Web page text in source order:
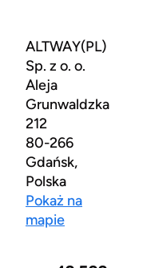
ALTWAY(PL)
Sp. z o. o.
Aleja
Grunwaldzka
212
80-266
Gdańsk,
Polska
Pokaż na
mapie